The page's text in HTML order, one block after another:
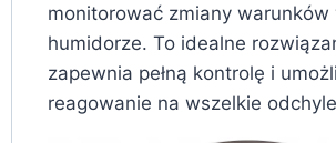
monitorować zmiany warunków
humidorze. To idealne
zapewnia pełną kontrolę i
reagowanie na wszelkie